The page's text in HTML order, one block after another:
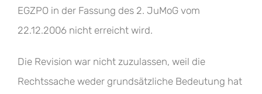
EGZPO in der Fassung des 2. JuMoG vom
22.12.2006 nicht erreicht wird.
Die Revision war nicht zuzulassen, weil die
Rechtssache weder grundsätzliche Bedeutung hat